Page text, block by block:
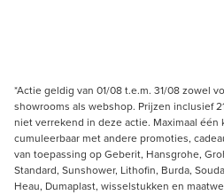
*Actie geldig van 01/08 t.e.m. 31/08 zowel
showrooms als webshop. Prijzen inclusief
niet verrekend in deze actie. Maximaal
cumuleerbaar met andere promoties,
van toepassing op Geberit, Hansgrohe,
Standard, Sunshower, Lithofin, Burda,
Heau, Dumaplast, wisselstukken en